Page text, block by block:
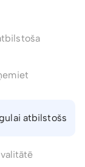
atbilstošs
termiņa